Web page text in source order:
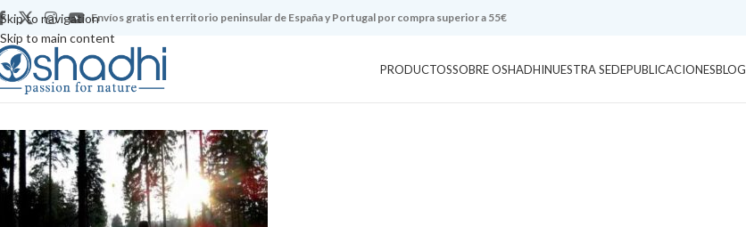
Skip to navigation
Skip to main content
Envíos gratis en territorio peninsular de España y Portugal por compra superior a 55€
PRODUCTOSSOBRE OSHADHINUESTRA SEDEPUBLICACIONESBLOG